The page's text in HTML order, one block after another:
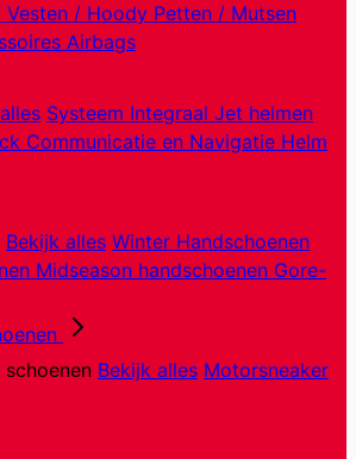
Vesten / Hoody Petten / Mutsen
Airbags
Systeem Integraal Jet helmen
Communicatie en Navigatie Helm
Bekijk alles Winter Handschoenen
Midseason handschoenen Gore-
Bekijk alles Motorsneaker